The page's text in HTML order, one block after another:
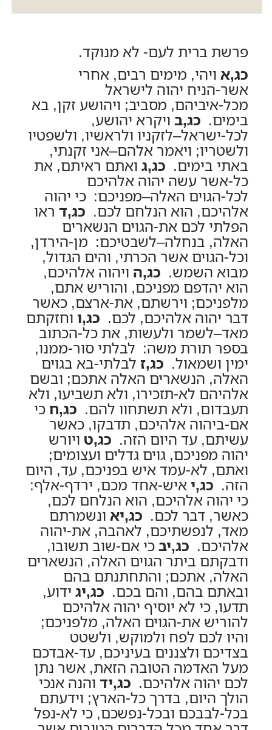
פרשת ברית לעם- לא מנוקד.
כג,א ויהי, מימים רבים, אחרי
אשר-הניח יהוה לישראל
מכל-איביהם, מסביב; ויהושע זקן, בא
בימים. כג,ב ויקרא יהושע,
לכל-ישראל–לזקניו ולראשיו, ולשפטיו
ולשטריו; ויאמר אלהם–אני זקנתי,
באתי בימים. כג,ג ואתם ראיתם, את
כל-אשר עשה יהוה אלהיכם
לכל-הגוים האלה–מפניכם: כי יהוה
אלהיכם, הוא הנלחם לכם. כג,ד ראו
הפלתי לכם את-הגוים הנשארים
האלה, בנחלה–לשבטיכם: מן-הירדן,
וכל-הגוים אשר הכרתי, והים הגדול,
מבוא השמש. כג,ה ויהוה אלהיכם,
הוא יהדפם מפניכם, והוריש אתם,
מלפניכם; וירשתם, את-ארצם, כאשר
דבר יהוה אלהיכם, לכם. כג,ו וחזקתם
מאד–לשמר ולעשות, את כל-הכתוב
בספר תורת משה: לבלתי סור-ממנו,
ימין ושמאול. כג,ז לבלתי-בא בגוים
האלה, הנשארים האלה אתכם; ובשם
אלהיהם לא-תזכירו, ולא תשביעו, ולא
תעבדום, ולא תשתחוו להם. כג,חכי
אם-ביהוה אלהיכם, תדבקו, כאשר
עשיתם, עד היום הזה. כג,ט ויורש
יהוה מפניכם, גוים גדלים ועצומים;
ואתם, לא-עמד איש בפניכם, עד, היום
הזה. כג,י איש-אחד מכם, ירדף-אלף:
כי יהוה אלהיכם, הוא הנלחם לכם,
כאשר, דבר לכם. כג,יא ונשמרתם
מאד, לנפשתיכם, לאהבה, את-יהוה
אלהיכם. כג,יבכי אם-שוב תשובו,
ודבקתם ביתר הגוים האלה, הנשארים
האלה, אתכם; והתחתנתם בהם
ובאתם בהם, והם בכם. כג,יג ידוע,
תדעו, כי לא יוסיף יהוה אלהיכם
להוריש את-הגוים האלה, מלפניכם;
והיו לכם לפח ולמוקש, ולשטט
בצדיכם ולצננים בעיניכם, עד-אבדכם
מעל האדמה הטובה הזאת, אשר נתן
לכם יהוה אלהיכם. כג,יד והנה אנכי
הולך היום, בדרך כל-הארץ; וידעתם
בכל-לבבכם ובכל-נפשכם, כי לא-נפל